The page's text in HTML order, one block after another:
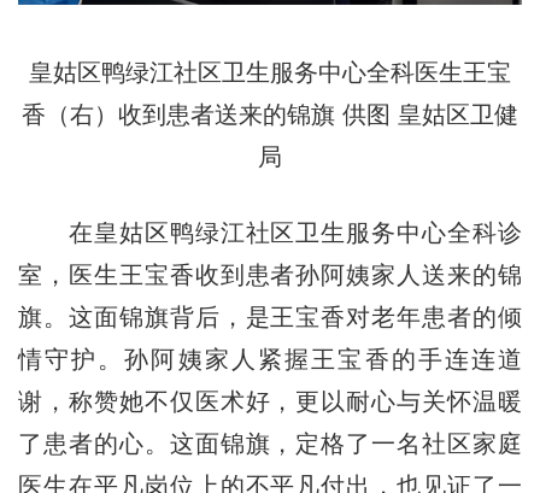
皇姑区鸭绿江社区卫生服务中心全科医生王宝
香（右）收到患者送来的锦旗 供图 皇姑区卫健
局
在皇姑区鸭绿江社区卫生服务中心全科诊
室，医生王宝香收到患者孙阿姨家人送来的锦
旗。这面锦旗背后，是王宝香对老年患者的倾
情守护。孙阿姨家人紧握王宝香的手连连道
谢，称赞她不仅医术好，更以耐心与关怀温暖
了患者的心。这面锦旗，定格了一名社区家庭
医生在平凡岗位上的不平凡付出，也见证了一